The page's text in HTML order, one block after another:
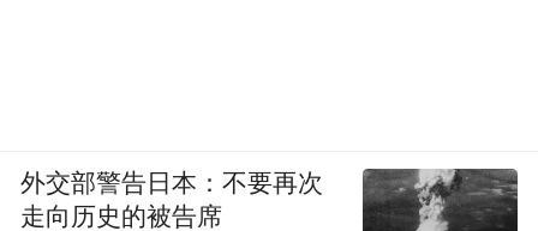
外交部警告日本：不要再次
走向历史的被告席